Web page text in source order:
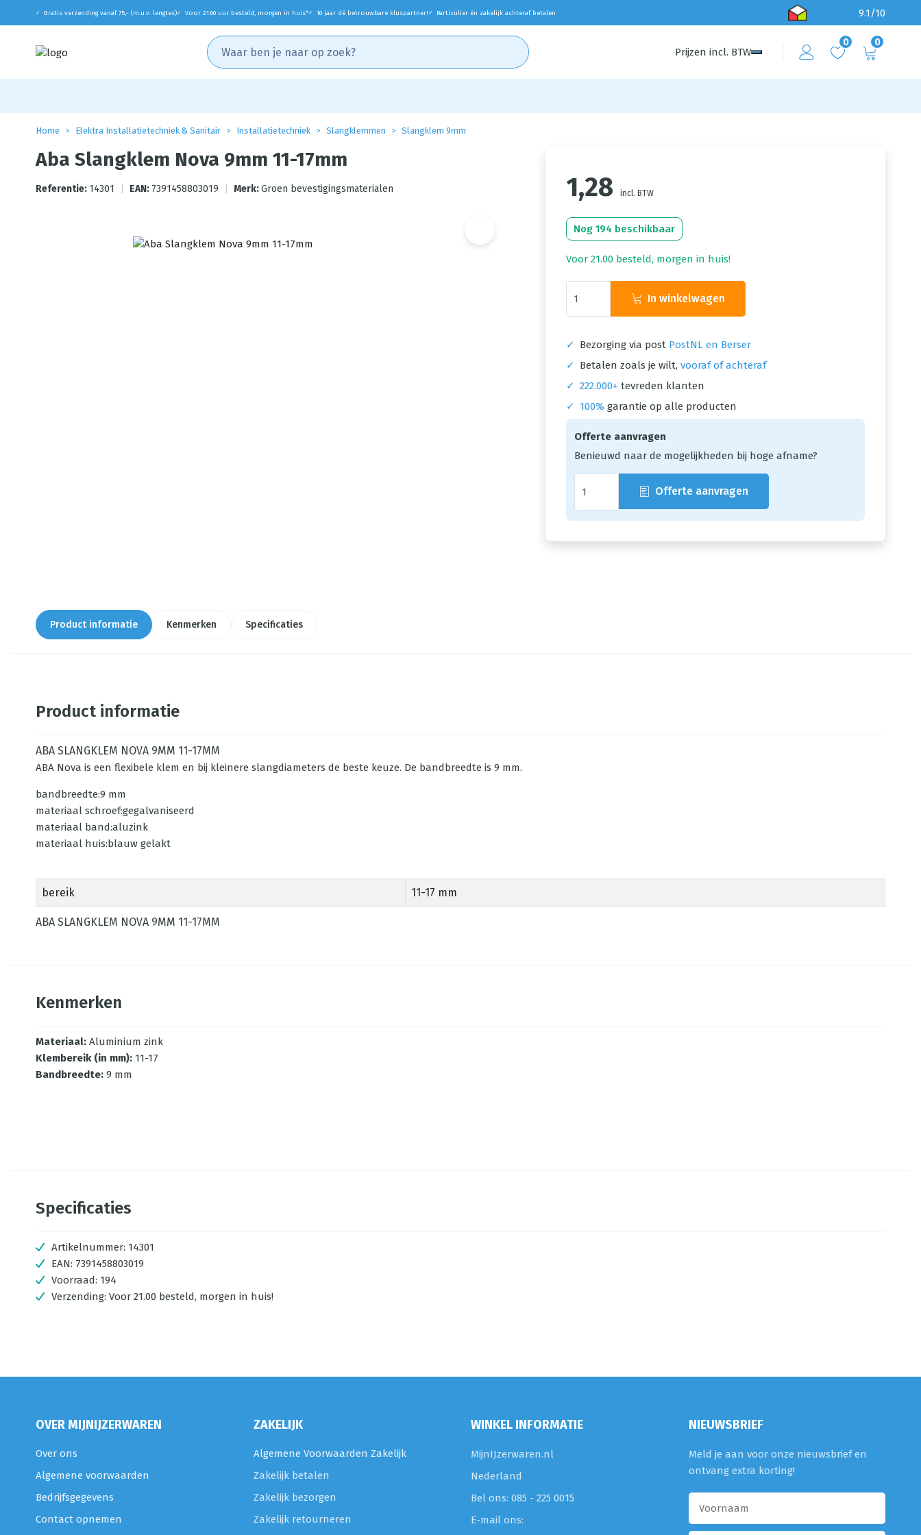
✓ Gratis verzending vanaf 75,- (m.u.v. lengtes)✓ Voor 21:00 uur besteld, morgen in huis*✓ 10 jaar dé betrouwbare kluspartner! ✓ Particulier én zakelijk achteraf betalen 9.1/10
Prijzen incl. BTW
0 0
Home Elektra Installatietechniek & Sanitair Installatietechniek Slangklemmen Slangklem 9mm
Aba Slangklem Nova 9mm 11-17mm
Referentie: 14301 EAN: 7391458803019 Merk:Groen bevestigingsmaterialen 1,28 incl. BTW
Nog 194 beschikbaar
Voor 21.00 besteld, morgen in huis!
In winkelwagen
✓ Bezorging via post PostNL en Berser
✓
Betalen zoals je wilt, vooraf of achteraf
✓ 222.000+ tevreden klanten
✓
100% garantie op alle producten
Offerte aanvragen
Benieuwd naar de mogelijkheden bij hoge afname?
Offerte aanvragen
Product informatie Kenmerken Specificaties
Product informatie
ABA SLANGKLEM NOVA 9MM 11-17MM
ABA Nova is een flexibele klem en bij kleinere slangdiameters de beste keuze. De bandbreedte is 9 mm.
bandbreedte:9 mm
materiaal schroef:gegalvaniseerd
materiaal band:aluzink
materiaal huis:blauw gelakt
bereik 11-17 mm
ABA SLANGKLEM NOVA 9MM 11-17MM
Kenmerken
Materiaal: Aluminium zink
Klembereik (in mm): 11-17
Bandbreedte: 9 mm
Specificaties
Artikelnummer: 14301
EAN: 7391458803019
Voorraad: 194
Verzending: Voor 21.00 besteld, morgen in huis!
OVER MIJNIJZERWAREN
Over ons
Algemene voorwaarden
Bedrijfsgegevens
Contact opnemen
ZAKELIJK
Algemene Voorwaarden Zakelijk
Zakelijk betalen
Zakelijk bezorgen
Zakelijk retourneren
WINKEL INFORMATIE
MijnIJzerwaren.nl
Nederland
Bel ons: 085 - 225 0015
E-mail ons:
NIEUWSBRIEF
Meld je aan voor onze nieuwsbrief en
ontvang extra korting!